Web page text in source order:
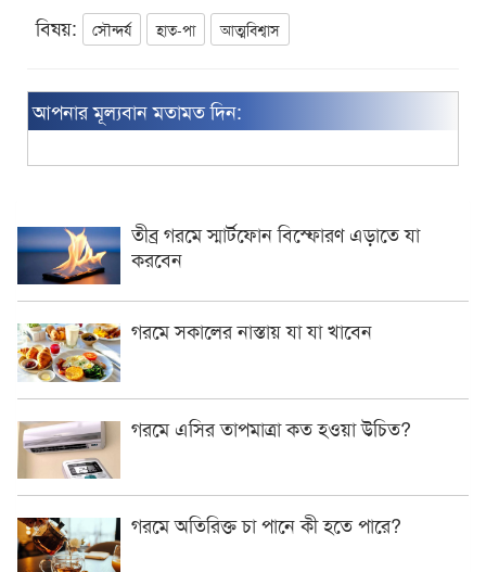
বিষয়: সৌন্দর্য হাত-পা আত্মবিশ্বাস
আপনার মূল্যবান মতামত দিন:
তীব্র গরমে স্মার্টফোন বিস্ফোরণ এড়াতে যা
করবেন
গরমে সকালের নাস্তায় যা যা খাবেন
গরমে এসির তাপমাত্রা কত হওয়া উচিত?
গরমে অতিরিক্ত চা পানে কী হতে পারে?